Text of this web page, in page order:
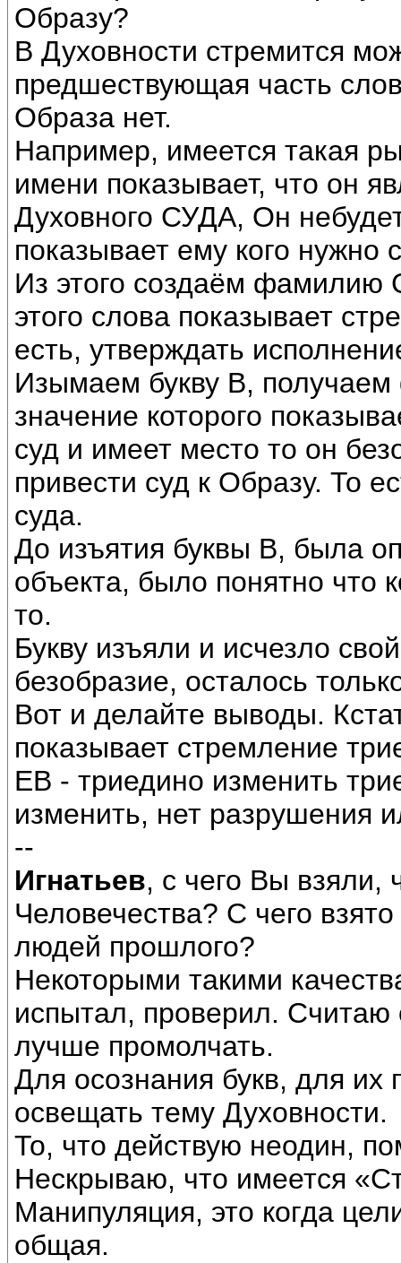
Образу?
В Духовности стремится
предшествующая часть
Образа нет.
Например, имеется такая
имени показывает, что он
Духовного СУДА, Он
показывает ему кого нужно
Из этого создаём фамилию
этого слова показывает
есть, утверждать
Изымаем букву В,
значение которого
суд и имеет место то он
привести суд к Образу. То
суда.
До изъятия буквы В, была
объекта, было понятно что
то.
Букву изъяли и исчезло
безобразие, осталось
Вот и делайте выводы.
показывает стремление
ЕВ - триедино изменить
изменить, нет разрушения
--
Игнатьев, с чего Вы взяли,
Человечества? С чего
людей прошлого?
Некоторыми такими
испытал, проверил. Считаю
лучше промолчать.
Для осознания букв, для
освещать тему Духовности.
То, что действую неодин,
Нескрываю, что имеется
Манипуляция, это когда
общая.